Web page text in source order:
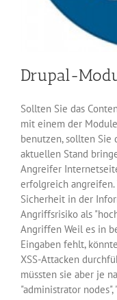
Drupal-
Sollten Sie das
mit einem der
benutzen, sollten
aktuellen Stand
Angreifer
erfolgreich
Sicherheit in der
Angriffsrisiko als
Angriffen Weil es in
Eingaben fehlt,
XSS-Attacken
müssten sie aber je
"administrator